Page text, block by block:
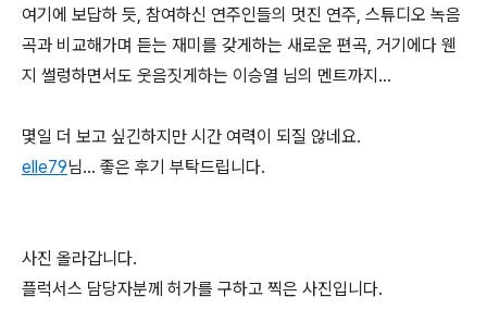
여기에 보답하 듯, 참여하신 연주인들의 멋진 연주, 스튜디오 녹음
곡과 비교해가며 듣는 재미를 갖게하는 새로운 편곡, 거기에다 웬
지 썰렁하면서도 웃음짓게하는 이승열 님의 멘트까지...
몇일 더 보고 싶긴하지만 시간 여력이 되질 않네요.
elle79님... 좋은 후기 부탁드립니다.
사진 올라갑니다.
플럭서스 담당자분께 허가를 구하고 찍은 사진입니다.